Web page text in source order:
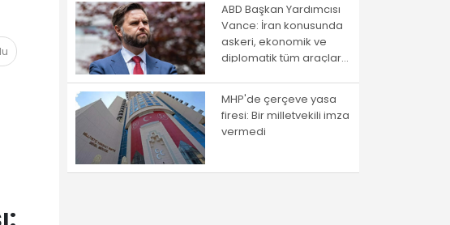
ABD Başkan Yardımcısı
Vance: İran konusunda
askeri, ekonomik ve
diplomatik tüm araçlar
MHP'de çerçeve yasa
firesi: Bir milletvekili imza
vermedi